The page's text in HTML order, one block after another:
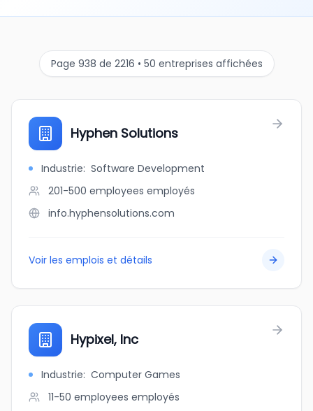
Page 938 de 2216 • 50 entreprises affichées
Hyphen Solutions
Industrie: Software Development
201-500 employees employés
info.hyphensolutions.com
Voir les emplois et détails
Hypixel, Inc
Industrie: Computer Games
11-50 employees employés